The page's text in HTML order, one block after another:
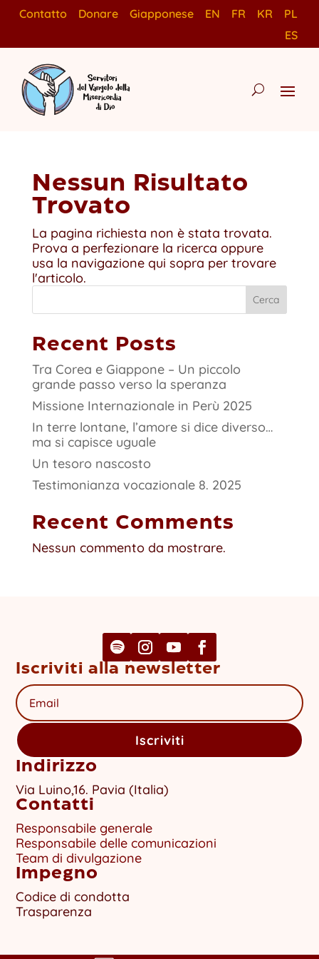
Contatto Donare Giapponese EN FR KR
PL
ES
Nessun Risultato
Trovato
La pagina richiesta non è stata trovata.
Prova a perfezionare la ricerca oppure
usa la navigazione qui sopra per trovare
l'articolo.
Cerca
Recent Posts
Tra Corea e Giappone – Un piccolo
grande passo verso la speranza
Missione Internazionale in Perù 2025
In terre lontane, l’amore si dice diverso…
ma si capisce uguale
Un tesoro nascosto
Testimonianza vocazionale 8. 2025
Recent Comments
Nessun commento da mostrare.
Iscriviti alla newsletter
Iscriviti
Indirizzo
Via Luino,16. Pavia (Italia)
Contatti
Responsabile generale
Responsabile delle comunicazioni
Team di divulgazione
Impegno
Codice di condotta
Trasparenza